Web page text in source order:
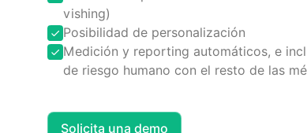
vishing)
Posibilidad de personalización
Medición y reporting automáticos, e
de riesgo humano con el resto de las
Solicita una demo